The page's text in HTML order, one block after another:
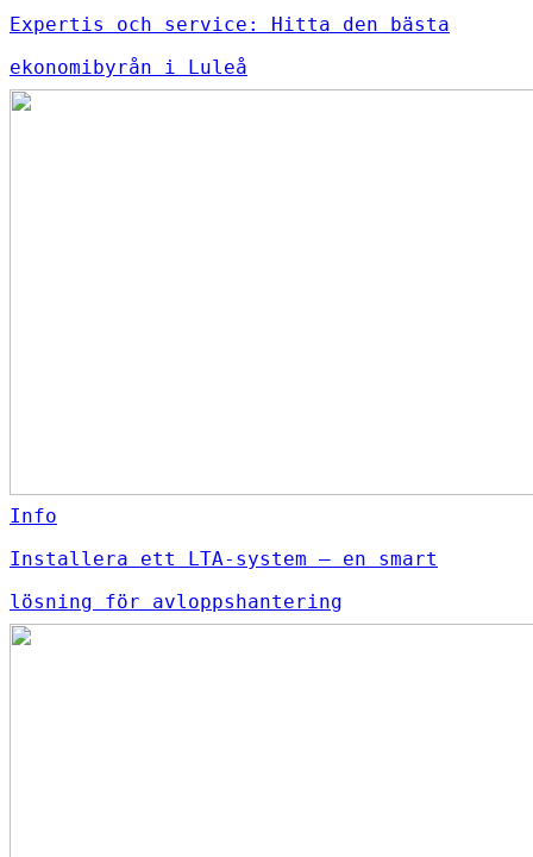
Expertis och service: Hitta den bästa
ekonomibyrån i Luleå
Info
Installera ett LTA-system – en smart
lösning för avloppshantering